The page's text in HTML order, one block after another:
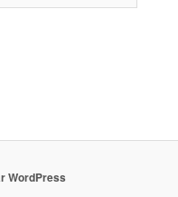
WordPress